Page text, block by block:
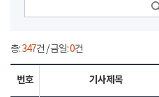
총:347건 / 금일:0건
번호 기사제목